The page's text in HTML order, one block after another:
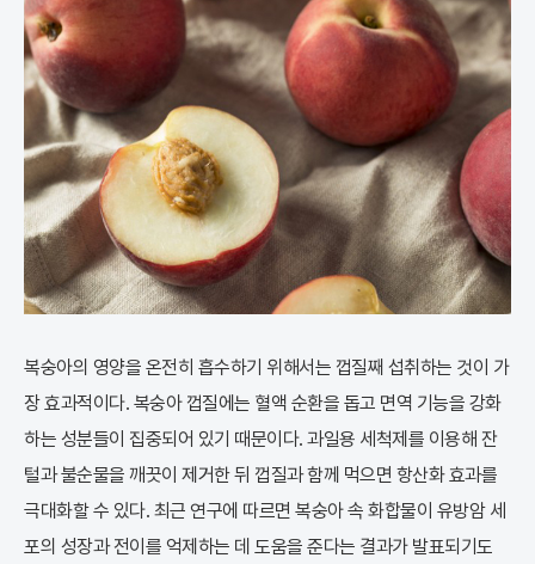
복숭아의 영양을 온전히 흡수하기 위해서는 껍질째 섭취하는 것이 가
장 효과적이다. 복숭아 껍질에는 혈액 순환을 돕고 면역 기능을 강화
하는 성분들이 집중되어 있기 때문이다. 과일용 세척제를 이용해 잔
털과 불순물을 깨끗이 제거한 뒤 껍질과 함께 먹으면 항산화 효과를
극대화할 수 있다. 최근 연구에 따르면 복숭아 속 화합물이 유방암 세
포의 성장과 전이를 억제하는 데 도움을 준다는 결과가 발표되기도